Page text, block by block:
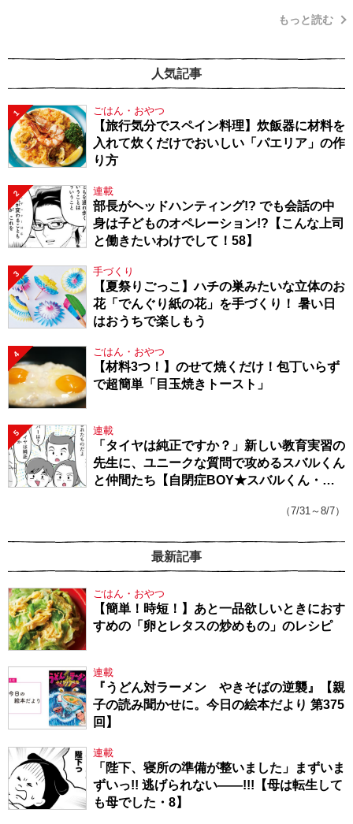
もっと読む
人気記事
1 ごはん・おやつ
【旅行気分でスペイン料理】炊飯器に材料を
入れて炊くだけでおいしい「パエリア」の作
り方
2 連載
部長がヘッドハンティング!? でも会話の中
身は子どものオペレーション!?【こんな上司
と働きたいわけでして！58】
3 手づくり
【夏祭りごっこ】ハチの巣みたいな立体のお
花「でんぐり紙の花」を手づくり！ 暑い日
はおうちで楽しもう
4 ごはん・おやつ
【材料3つ！】のせて焼くだけ！包丁いらず
で超簡単「目玉焼きトースト」
5 連載
「タイヤは純正ですか？」新しい教育実習の
先生に、ユニークな質問で攻めるスバルくん
と仲間たち【自閉症BOY★スバルくん・
（7/31～8/7）
最新記事
ごはん・おやつ
【簡単！時短！】あと一品欲しいときにおす
すめの「卵とレタスの炒めもの」のレシピ
連載
『うどん対ラーメン やきそばの逆襲』【親
子の読み聞かせに。今日の絵本だより 第375
回】
連載
「陛下、寝所の準備が整いました」まずいま
ずいっ!! 逃げられない――!!!【母は転生して
も母でした・8】